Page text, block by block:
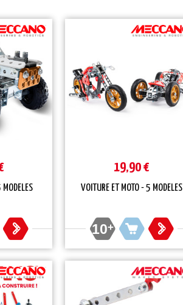
19,90 €
VOITURE ET MOTO - 5 MODELES
10+